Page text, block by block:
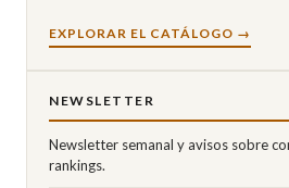
EXPLORAR EL CATÁLOGO →
NEWSLETTER
Newsletter semanal y avisos sobre
rankings.